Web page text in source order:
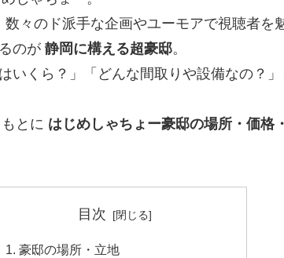
々のド派手な企画やユーモアで視聴者を
のが 静岡に構える超豪邸。
いくら？」「どんな間取りや設備なの？
とに はじめしゃちょー豪邸の場所・価格
目次
豪邸の場所・立地